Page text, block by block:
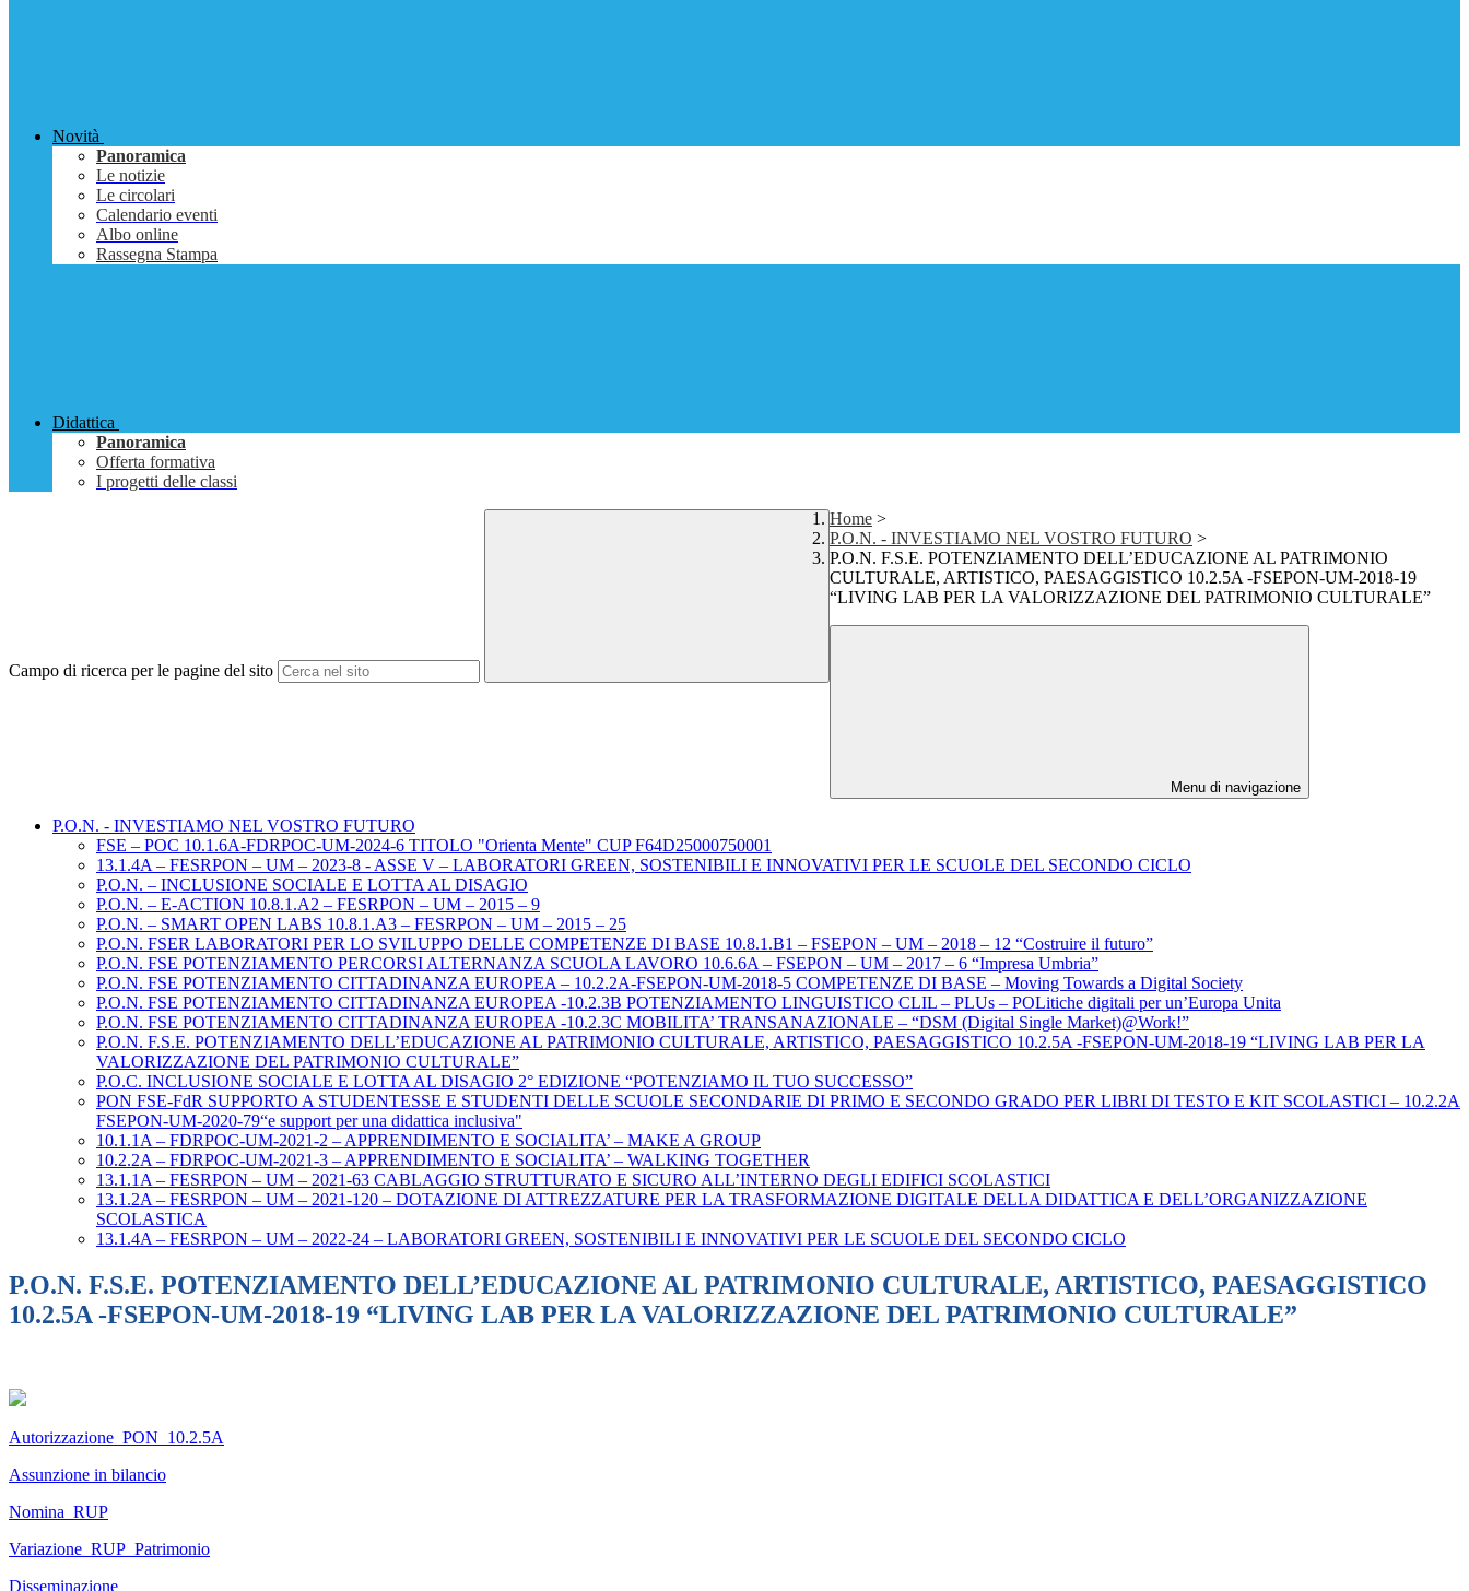
Novità
Panoramica
Le notizie
Le circolari
Calendario eventi
Albo online
Rassegna Stampa
Didattica
Panoramica
Offerta formativa
I progetti delle classi
Campo di ricerca per le pagine del sito
Home >
P.O.N. - INVESTIAMO NEL VOSTRO FUTURO >
P.O.N. F.S.E. POTENZIAMENTO DELL’EDUCAZIONE AL PATRIMONIO
CULTURALE, ARTISTICO, PAESAGGISTICO 10.2.5A -FSEPON-UM-2018-19
“LIVING LAB PER LA VALORIZZAZIONE DEL PATRIMONIO CULTURALE”
Menu di navigazione
P.O.N. - INVESTIAMO NEL VOSTRO FUTURO
FSE – POC 10.1.6A-FDRPOC-UM-2024-6 TITOLO "Orienta Mente" CUP F64D25000750001
13.1.4A – FESRPON – UM – 2023-8 - ASSE V – LABORATORI GREEN, SOSTENIBILI E INNOVATIVI PER LE SCUOLE DEL SECONDO CICLO
P.O.N. – INCLUSIONE SOCIALE E LOTTA AL DISAGIO
P.O.N. – E-ACTION 10.8.1.A2 – FESRPON – UM – 2015 – 9
P.O.N. – SMART OPEN LABS 10.8.1.A3 – FESRPON – UM – 2015 – 25
P.O.N. FSER LABORATORI PER LO SVILUPPO DELLE COMPETENZE DI BASE 10.8.1.B1 – FSEPON – UM – 2018 – 12 “Costruire il futuro”
P.O.N. FSE POTENZIAMENTO PERCORSI ALTERNANZA SCUOLA LAVORO 10.6.6A – FSEPON – UM – 2017 – 6 “Impresa Umbria”
P.O.N. FSE POTENZIAMENTO CITTADINANZA EUROPEA – 10.2.2A-FSEPON-UM-2018-5 COMPETENZE DI BASE – Moving Towards a Digital Society
P.O.N. FSE POTENZIAMENTO CITTADINANZA EUROPEA -10.2.3B POTENZIAMENTO LINGUISTICO CLIL – PLUs – POLitiche digitali per un’Europa Unita
P.O.N. FSE POTENZIAMENTO CITTADINANZA EUROPEA -10.2.3C MOBILITA’ TRANSANAZIONALE – “DSM (Digital Single Market)@Work!”
P.O.N. F.S.E. POTENZIAMENTO DELL’EDUCAZIONE AL PATRIMONIO CULTURALE, ARTISTICO, PAESAGGISTICO 10.2.5A -FSEPON-UM-2018-19 “LIVING LAB PER LA
VALORIZZAZIONE DEL PATRIMONIO CULTURALE”
P.O.C. INCLUSIONE SOCIALE E LOTTA AL DISAGIO 2° EDIZIONE “POTENZIAMO IL TUO SUCCESSO”
PON FSE-FdR SUPPORTO A STUDENTESSE E STUDENTI DELLE SCUOLE SECONDARIE DI PRIMO E SECONDO GRADO PER LIBRI DI TESTO E KIT SCOLASTICI – 10.2.2A
FSEPON-UM-2020-79“e support per una didattica inclusiva"
10.1.1A – FDRPOC-UM-2021-2 – APPRENDIMENTO E SOCIALITA’ – MAKE A GROUP
10.2.2A – FDRPOC-UM-2021-3 – APPRENDIMENTO E SOCIALITA’ – WALKING TOGETHER
13.1.1A – FESRPON – UM – 2021-63 CABLAGGIO STRUTTURATO E SICURO ALL’INTERNO DEGLI EDIFICI SCOLASTICI
13.1.2A – FESRPON – UM – 2021-120 – DOTAZIONE DI ATTREZZATURE PER LA TRASFORMAZIONE DIGITALE DELLA DIDATTICA E DELL’ORGANIZZAZIONE
SCOLASTICA
13.1.4A – FESRPON – UM – 2022-24 – LABORATORI GREEN, SOSTENIBILI E INNOVATIVI PER LE SCUOLE DEL SECONDO CICLO
P.O.N. F.S.E. POTENZIAMENTO DELL’EDUCAZIONE AL PATRIMONIO CULTURALE, ARTISTICO, PAESAGGISTICO
10.2.5A -FSEPON-UM-2018-19 “LIVING LAB PER LA VALORIZZAZIONE DEL PATRIMONIO CULTURALE”
Autorizzazione_PON_10.2.5A
Assunzione in bilancio
Nomina_RUP
Variazione_RUP_Patrimonio
Disseminazione